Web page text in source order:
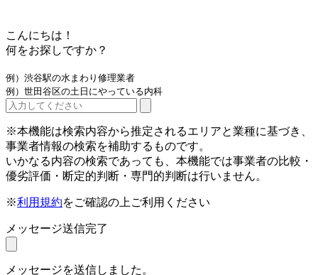
こんにちは！
何をお探しですか？
例）渋谷駅の水まわり修理業者
例）世田谷区の土日にやっている内科
※本機能は検索内容から推定されるエリアと業種に基づき、
事業者情報の検索を補助するものです。
いかなる内容の検索であっても、本機能では事業者の比較・
優劣評価・断定的判断・専門的判断は行いません。
※利用規約をご確認の上ご利用ください
メッセージ送信完了
メッセージを送信しました。